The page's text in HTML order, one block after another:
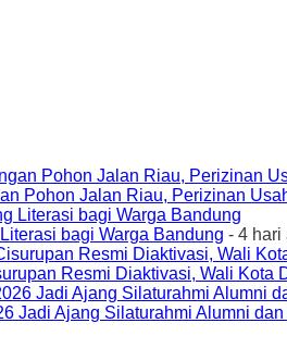
Pohon Jalan Riau, Perizinan
bagi Warga Bandung - 4 hari
Resmi Diaktivasi, Wali Kota
Jadi Ajang Silaturahmi Alumni